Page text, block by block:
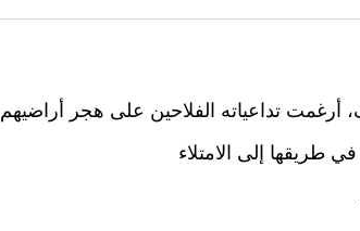
تداعياته الفلاحين على هجر أراضيهم
طريقها إلى الامتلاء